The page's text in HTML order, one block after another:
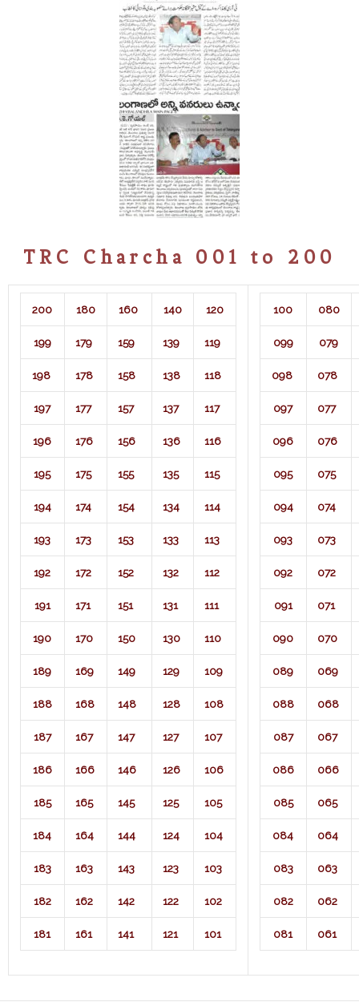
TRC Charcha 001 to 200
200 180 160 140 120
199 179 159 139 119
198 178 158 138 118
197 177 157 137 117
196 176 156 136 116
195 175 155 135 115
194 174 154 134 114
193 173 153 133 113
192 172 152 132 112
191 171 151 131 111
190 170 150 130 110
189 169 149 129 109
188 168 148 128 108
187 167 147 127 107
186 166 146 126 106
185 165 145 125 105
184 164 144 124 104
183 163 143 123 103
182 162 142 122 102
181 161 141 121 101
100 080
099 079
098 078
097 077
096 076
095 075
094 074
093 073
092 072
091 071​
090 070
089 069
088 068
087 067
086 066
085 065
084 064
083 063
082 062
081 061